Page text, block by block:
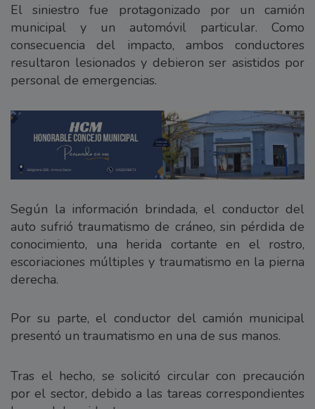
El siniestro fue protagonizado por un camión
municipal y un automóvil particular. Como
consecuencia del impacto, ambos conductores
resultaron lesionados y debieron ser asistidos por
personal de emergencias.
Según la información brindada, el conductor del
auto sufrió traumatismo de cráneo, sin pérdida de
conocimiento, una herida cortante en el rostro,
escoriaciones múltiples y traumatismo en la pierna
derecha.
Por su parte, el conductor del camión municipal
presentó un traumatismo en una de sus manos.
Tras el hecho, se solicitó circular con precaución
por el sector, debido a las tareas correspondientes